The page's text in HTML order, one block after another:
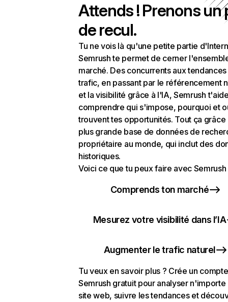
Attends ! Prenons un
de recul.
Tu ne vois là qu'une petite partie
Semrush te permet de cerner
marché. Des concurrents aux
trafic, en passant par le référencement
et la visibilité grâce à l'IA, Semrush
comprendre qui s'impose, pourquoi et
trouvent tes opportunités. Tout ça grâce
plus grande base de données de
propriétaire au monde, qui inclut des
historiques.
Voici ce que tu peux faire avec Semrush
Comprends ton marché
Mesurez votre visibilité dans l’IA
Augmenter le trafic naturel
Tu veux en savoir plus ? Crée un compte
Semrush gratuit pour analyser n'importe
site web, suivre les tendances et